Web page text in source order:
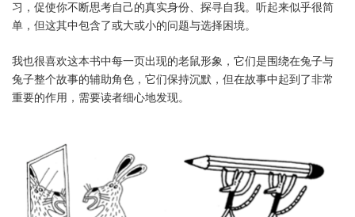
习，促使你不断思考自己的真实身份、探寻自我。听起来似乎很简
单，但这其中包含了或大或小的问题与选择困境。
我也很喜欢这本书中每一页出现的老鼠形象，它们是围绕在兔子与
兔子整个故事的辅助角色，它们保持沉默，但在故事中起到了非常
重要的作用，需要读者细心地发现。